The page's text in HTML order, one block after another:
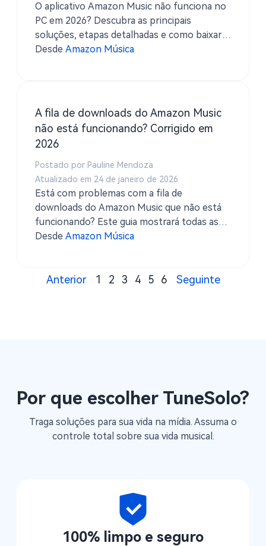
O aplicativo Amazon Music não funciona no
PC em 2026? Descubra as principais
soluções, etapas detalhadas e como baixar o
Amazon Music para o seu computador
Desde Amazon Música
A fila de downloads do Amazon Music
não está funcionando? Corrigido em
2026
Postado por Pauline Mendoza
Atualizado em 24 de janeiro de 2026
Está com problemas com a fila de
downloads do Amazon Music que não está
funcionando? Este guia mostrará todas as
soluções eficazes em 2026, além de como
Desde Amazon Música
Anterior 1 2 3 4 5 6 Seguinte
Por que escolher TuneSolo?
Traga soluções para sua vida na mídia. Assuma o
controle total sobre sua vida musical.
100% limpo e seguro